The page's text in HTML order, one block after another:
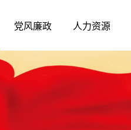
党风廉政 人力资源